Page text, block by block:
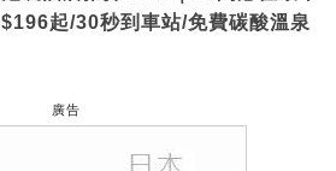
$196起/30秒到車站/免費碳酸溫泉
廣告